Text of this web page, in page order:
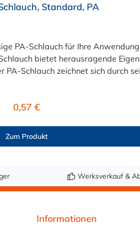
Standard, PA
Suchen Sie einen langlebigen und
bietet herausragende
Schlauch zeichnet sich durch
perfekt für industrielle
Regulärer Preis:
0,57 €
Zum Produkt
Werksverkauf &
Informationen